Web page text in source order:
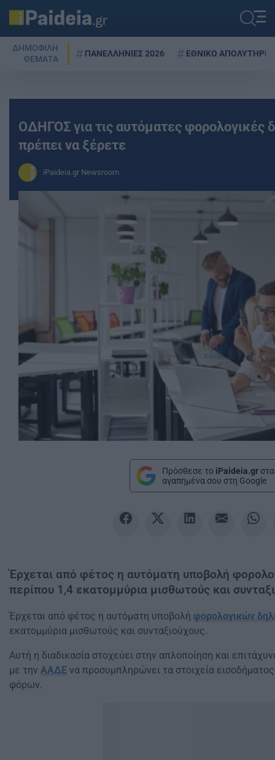
ΔΗΜΟΦΙΛΗ
ΘΕΜΑΤΑ
ΠΑΝΕΛΛΗΝΙΕΣ 2026 ΕΘΝΙΚΟ ΑΠΟΛΥΤΗΡΙΟ
ΟΔΗΓΟΣ για τις αυτόματες φορολογικές
πρέπει να ξέρετε
iPaideia.gr Newsroom
Πρόσθεσε το iPaideia.gr στα
αγαπημένα σου στη Google
Έρχεται από φέτος η αυτόματη υποβολή
περίπου 1,4 εκατομμύρια μισθωτούς και
Έρχεται από φέτος η αυτόματη υποβολή φορολογικών
εκατομμύρια μισθωτούς και συνταξιούχους.
Αυτή η διαδικασία στοχεύει στην απλοποίηση και
με την ΑΑΔΕ να προσυμπληρώνει τα στοιχεία
φόρων.